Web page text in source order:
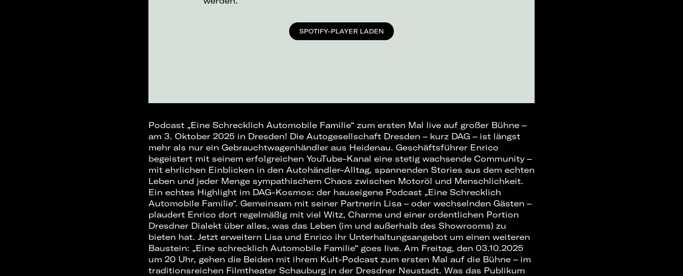
SPOTIFY-PLAYER LADEN
Podcast „Eine Schrecklich Automobile Familie“ zum ersten Mal live auf großer Bühne –
am 3. Oktober 2025 in Dresden! Die Autogesellschaft Dresden – kurz DAG – ist längst
mehr als nur ein Gebrauchtwagenhändler aus Heidenau. Geschäftsführer Enrico
begeistert mit seinem erfolgreichen YouTube-Kanal eine stetig wachsende Community –
mit ehrlichen Einblicken in den Autohändler-Alltag, spannenden Stories aus dem echten
Leben und jeder Menge sympathischem Chaos zwischen Motoröl und Menschlichkeit.
Ein echtes Highlight im DAG-Kosmos: der hauseigene Podcast „Eine Schrecklich
Automobile Familie“. Gemeinsam mit seiner Partnerin Lisa – oder wechselnden Gästen –
plaudert Enrico dort regelmäßig mit viel Witz, Charme und einer ordentlichen Portion
Dresdner Dialekt über alles, was das Leben (im und außerhalb des Showrooms) zu
bieten hat. Jetzt erweitern Lisa und Enrico ihr Unterhaltungsangebot um einen weiteren
Baustein: „Eine schrecklich Automobile Familie“ goes live. Am Freitag, den 03.10.2025
um 20 Uhr, gehen die Beiden mit ihrem Kult-Podcast zum ersten Mal auf die Bühne – im
traditionsreichen Filmtheater Schauburg in der Dresdner Neustadt. Was das Publikum